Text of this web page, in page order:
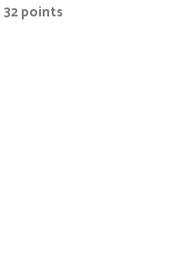
32points